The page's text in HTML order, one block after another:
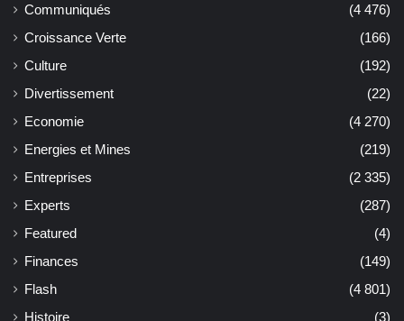
Communiqués
(4 476)
Croissance Verte
(166)
Culture
(192)
Divertissement
(22)
Economie
(4 270)
Energies et Mines
(219)
Entreprises
(2 335)
Experts
(287)
Featured
(4)
Finances
(149)
Flash
(4 801)
Histoire
(3)